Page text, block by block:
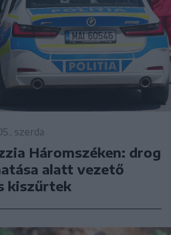
szerda
Háromszéken: drog
alatt vezető
kiszűrtek